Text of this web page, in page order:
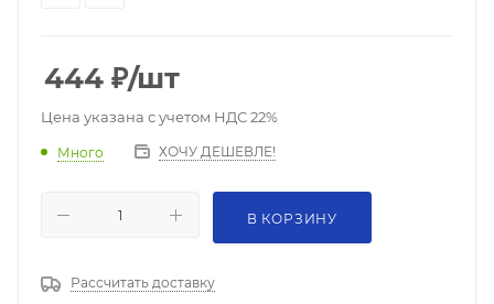
444 ₽/шт
Цена указана с учетом НДС 22%
Много ХОЧУ ДЕШЕВЛЕ!
В КОРЗИНУ
Рассчитать доставку